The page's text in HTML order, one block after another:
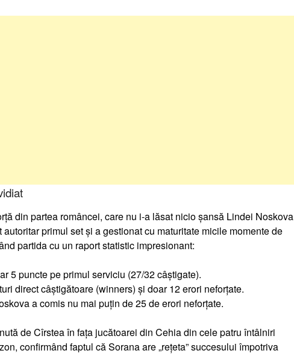
din partea româncei, care nu i-a lăsat nicio șansă Lindei Noskova
primul set și a gestionat cu maturitate micile momente de
partida cu un raport statistic impresionant:
5 puncte pe primul serviciu (27/32 câștigate).
direct câștigătoare (winners) și doar 12 erori neforțate.
a comis nu mai puțin de 25 de erori neforțate.
de Cîrstea în fața jucătoarei din Cehia din cele patru întâlniri
confirmând faptul că Sorana are „rețeta” succesului împotriva